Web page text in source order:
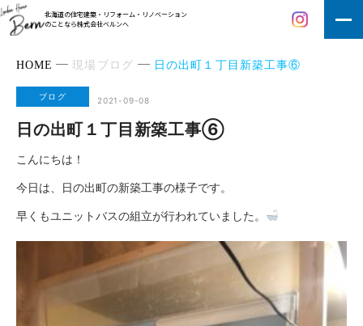
北海道の住宅建築・リフォーム・リノベーション
のことなら株式会社ベルンへ
HOME 現場ブログ 日の出町１丁目新築工事⑥
ブログ 2021-09-08
日の出町１丁目新築工事⑥
こんにちは！
今日は、日の出町の新築工事の様子です。
早くもユニットバスの組立が行われていました。